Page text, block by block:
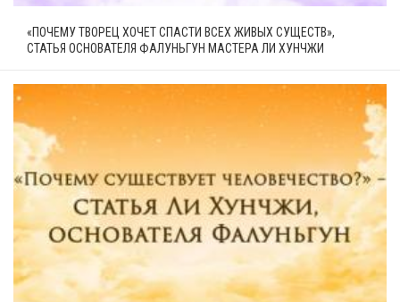
«ПОЧЕМУ ТВОРЕЦ ХОЧЕТ СПАСТИ ВСЕХ ЖИВЫХ СУЩЕСТВ»,
СТАТЬЯ ОСНОВАТЕЛЯ ФАЛУНЬГУН МАСТЕРА ЛИ ХУНЧЖИ